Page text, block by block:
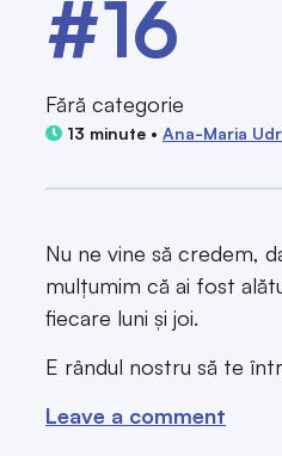
#16
Fără categorie
13 minute • Ana-Maria
Nu ne vine să credem,
mulțumim că ai fost
fiecare luni și joi.
E rândul nostru să te
Leave a comment